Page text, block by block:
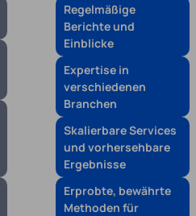
Regelmäßige
Berichte und
Einblicke
Expertise in
verschiedenen
Branchen
Skalierbare Services
und vorhersehbare
Ergebnisse
Erprobte, bewährte
Methoden für